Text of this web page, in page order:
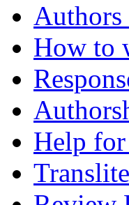
Authors
How to
Help